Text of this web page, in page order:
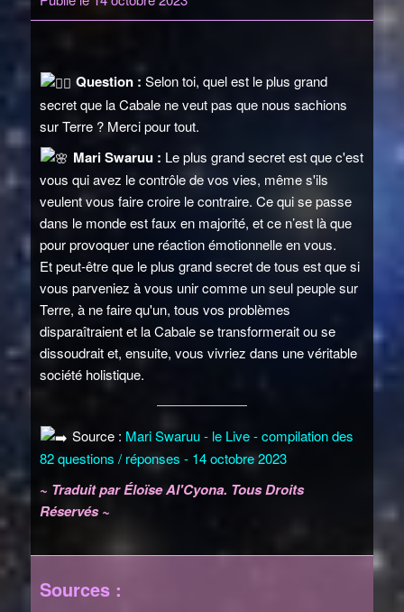
Question : Selon toi, quel est le plus grand
secret que la Cabale ne veut pas que nous sachions
sur Terre ? Merci pour tout.
Mari Swaruu : Le plus grand secret est que c'est
vous qui avez le contrôle de vos vies, même s'ils
veulent vous faire croire le contraire. Ce qui se passe
dans le monde est faux en majorité, et ce n’est là que
pour provoquer une réaction émotionnelle en vous.
Et peut-être que le plus grand secret de tous est que si
vous parveniez à vous unir comme un seul peuple sur
Terre, à ne faire qu'un, tous vos problèmes
disparaîtraient et la Cabale se transformerait ou se
dissoudrait et, ensuite, vous vivriez dans une véritable
société holistique.
Source : Mari Swaruu - le Live - compilation des
82 questions / réponses - 14 octobre 2023
~ Traduit par Éloïse Al'Cyona. Tous Droits
Réservés ~
Sources :